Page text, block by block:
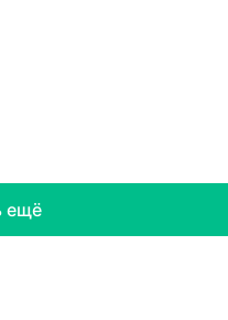
ещё